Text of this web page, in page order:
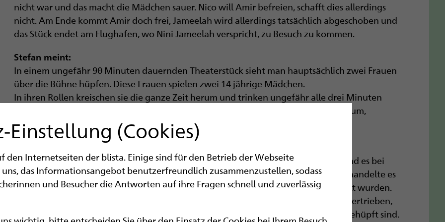
nicht war und das macht die Mädchen sauer. Nico will Amir befreien, schafft dies allerdings
nicht. Am Ende kommt Amir doch frei, Jameelah wird allerdings tatsächlich abgeschoben und
das Stück endet am Flughafen, wo Nini Jameelah verspricht, zu Besuch zu kommen.
Stefan meint:
In einem ungefähr 90 Minuten dauernden Theaterstück sieht man hauptsächlich zwei Frauen
über die Bühne hüpfen. Diese Frauen spielen zwei 14 jährige Mädchen.
In ihren Rollen kreischen sie die ganze Zeit herum und trinken ungefähr alle drei Minuten
Alkohol. Sie gehen auf die Straße und prostituieren sich. Es geht den Mädchen darum,
Erfahrungen zu sammeln für ihr „erstes Mal“ mit den Jungs, in die sie verliebt sind.
Ich fand das Stück nicht so gut, weil es mir ziemlich zusammenhangslos erschien und es bei
immer neuen Handlungssträngen keinen wirklichen roten Faden gab. Außerdem handelte es
sich um ein Theaterstück, in dem alle Rollen von zwei Schauspielerinnen dargestellt wurden.
Auch das hat mich verwirrt. Zudem fand ich die Art des Schauspiels ein bisschen übertrieben,
weil die beiden Schauspielerinnen sehr viel gekreischt haben und sehr oft herumgehüpft sind.
Einstellung (Cookies)
den Internetseiten der blista. Einige sind für den Betrieb der Webseite
das Informationsangebot benutzerfreundlich zusammenzustellen, sodass
und Besucher die Antworten auf ihre Fragen schnell und zuverlässig